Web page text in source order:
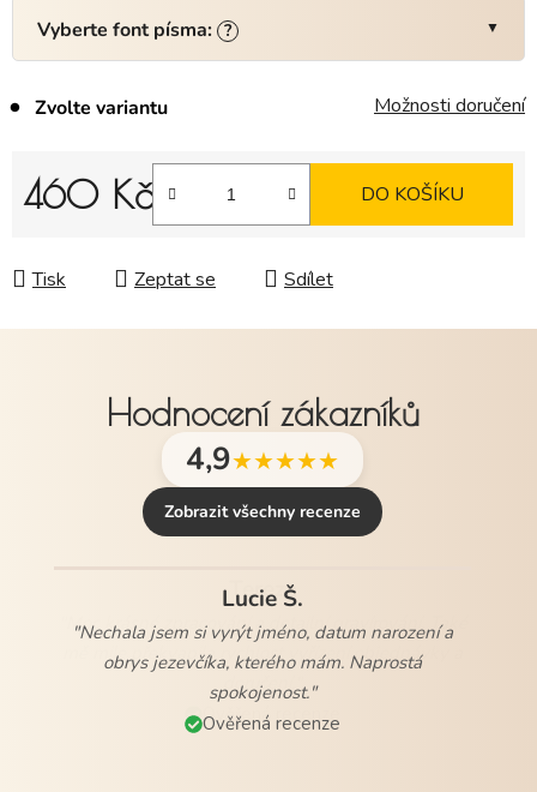
Vyberte font písma: ?
Zvolte variantu Možnosti doručení
460 Kč DO KOŠÍKU
Tisk Zeptat se Sdílet
Hodnocení zákazníků
4,9★★★★★
Zobrazit všechny recenze
Lucie Š.
"Nechala jsem si vyrýt jméno, datum narození a
obrys jezevčíka, kterého mám. Naprostá
spokojenost."
Ověřená recenze